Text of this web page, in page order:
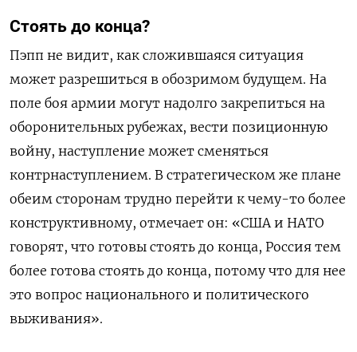
Стоять до конца?
Пэпп не видит, как сложившаяся ситуация
может разрешиться в обозримом будущем. На
поле боя армии могут надолго закрепиться на
оборонительных рубежах, вести позиционную
войну, наступление может сменяться
контрнаступлением. В стратегическом же плане
обеим сторонам трудно перейти к чему-то более
конструктивному, отмечает он: «США и НАТО
говорят, что готовы стоять до конца, Россия тем
более готова стоять до конца, потому что для нее
это вопрос национального и политического
выживания».